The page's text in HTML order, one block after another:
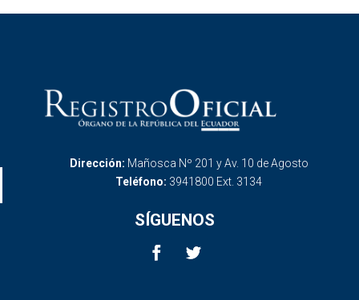
Dirección: Mañosca Nº 201 y Av. 10 de Agosto
Teléfono: 3941800 Ext. 3134
SÍGUENOS